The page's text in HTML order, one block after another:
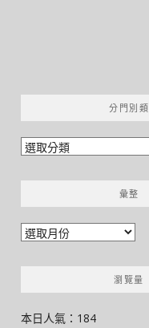
分門別類
分
別
彙整
彙
瀏覽量
本日人氣：184